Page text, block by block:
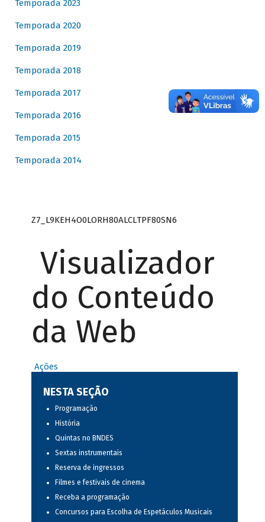
Temporada 2023
Temporada 2020
Temporada 2019
Temporada 2018
Temporada 2017
Temporada 2016
Temporada 2015
Temporada 2014
Z7_L9KEH4O0LORH80ALCLTPF80SN6
Visualizador
do Conteúdo
da Web
Ações
NESTA SEÇÃO
Programação
História
Quintas no BNDES
Sextas instrumentais
Reserva de ingressos
Filmes e festivais de cinema
Receba a programação
Concursos para Escolha de Espetáculos Musicais